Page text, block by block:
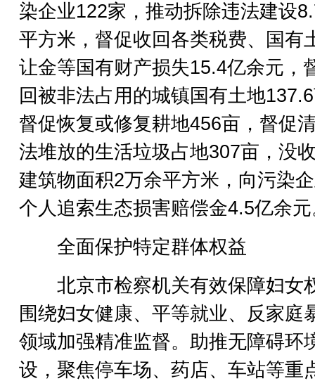
染企业122家，推动拆除违法建设
平方米，督促收回各类税费、国有
让金等国有财产损失15.4亿余元，
回被非法占用的城镇国有土地
督促恢复或修复耕地456亩，督促
法堆放的生活垃圾占地307亩，没
建筑物面积2万余平方米，向污染
个人追索生态损害赔偿金4.5亿余
全面保护特定群体权益
北京市检察机关有效保障妇女
围绕妇女健康、平等就业、反家庭
领域加强精准监督。助推无障碍环
设，聚焦停车场、药店、车站等重